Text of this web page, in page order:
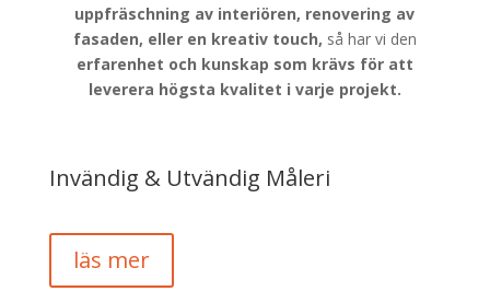
uppfräschning av interiören, renovering av
fasaden, eller en kreativ touch, så har vi den
erfarenhet och kunskap som krävs för att
leverera högsta kvalitet i varje projekt.
Invändig & Utvändig Måleri
läs mer